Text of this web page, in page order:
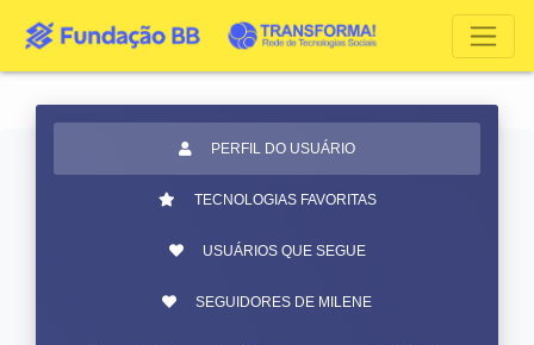
PERFIL DO USUÁRIO
TECNOLOGIAS FAVORITAS
USUÁRIOS QUE SEGUE
SEGUIDORES DE MILENE